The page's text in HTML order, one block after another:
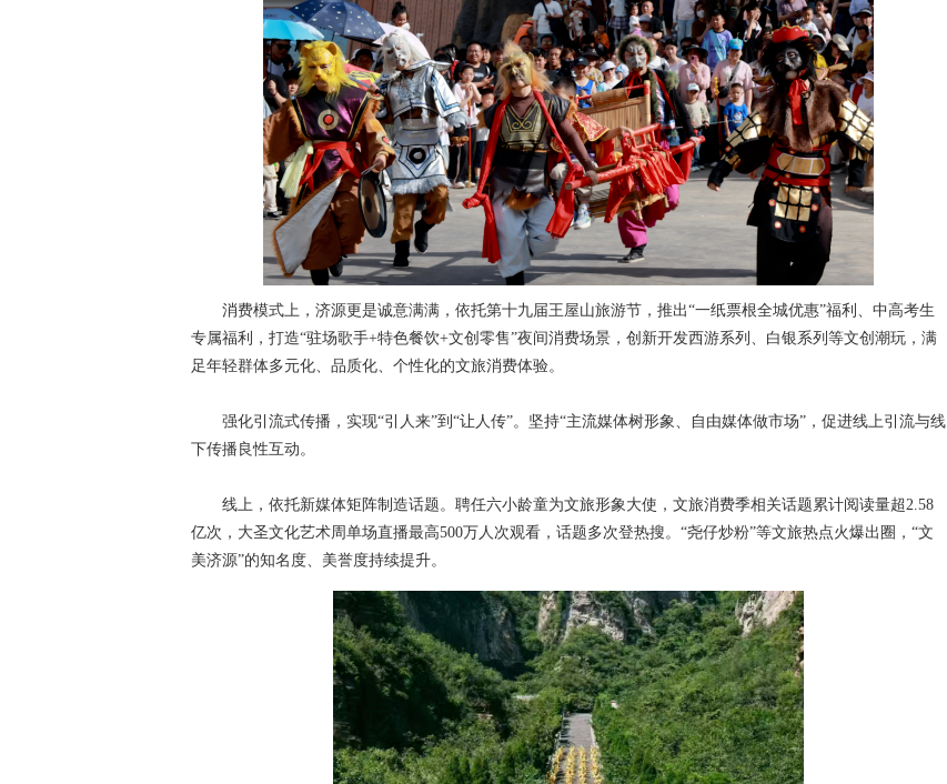
消费模式上，济源更是诚意满满，依托第十九届王屋山旅游节，推出“一纸票根全城优惠”福利、中高考生
专属福利，打造“驻场歌手+特色餐饮+文创零售”夜间消费场景，创新开发西游系列、白银系列等文创潮玩，满
足年轻群体多元化、品质化、个性化的文旅消费体验。
强化引流式传播，实现“引人来”到“让人传”。坚持“主流媒体树形象、自由媒体做市场”，促进线上引流与线
下传播良性互动。
线上，依托新媒体矩阵制造话题。聘任六小龄童为文旅形象大使，文旅消费季相关话题累计阅读量超2.58
亿次，大圣文化艺术周单场直播最高500万人次观看，话题多次登热搜。“尧仔炒粉”等文旅热点火爆出圈，“文
美济源”的知名度、美誉度持续提升。